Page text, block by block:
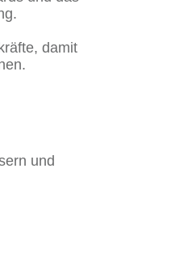
damit
und